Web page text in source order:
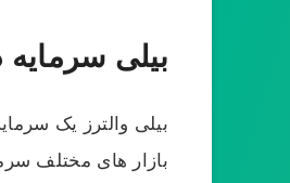
بیلی سرمایه
بیلی والترز یک
بازار های مختلف